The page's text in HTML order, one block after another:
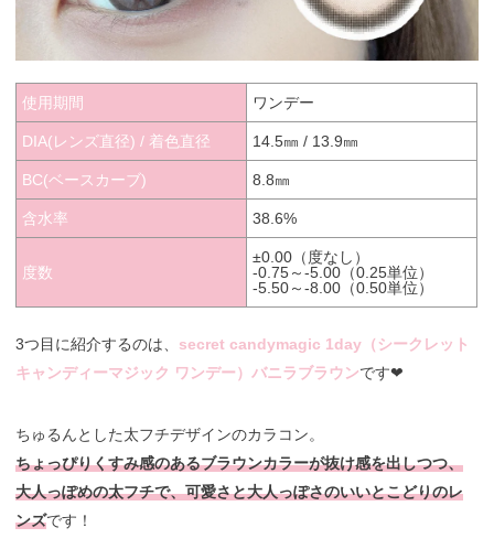
使用期間 ワンデー
DIA(レンズ直径) / 着色直径 14.5㎜ / 13.9㎜
BC(ベースカーブ) 8.8㎜
含水率 38.6%
度数
±0.00（度なし）
-0.75～-5.00（0.25単位）
-5.50～-8.00（0.50単位）
3つ目に紹介するのは、 secret candymagic 1day（シークレット
キャンディーマジック ワンデー）バニラブラウンです❤︎
ちゅるんとした太フチデザインのカラコン。
ちょっぴりくすみ感のあるブラウンカラーが抜け感を出しつつ、
大人っぽめの太フチで、可愛さと大人っぽさのいいとこどりのレ
ンズです！